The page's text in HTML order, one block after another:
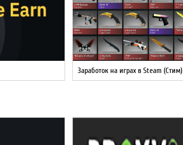
Заработок на играх в Steam (Стим)